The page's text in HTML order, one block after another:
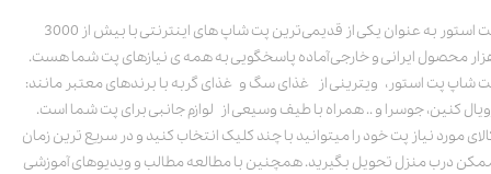
پت استور به عنوان یکی از قدیمی‌ترین پت شاپ های اینترنتی با بیش از 3000
محصول ایرانی و خارجی آماده پاسخگویی به همه ی نیازهای پت شما هست.
شاپ پت استور، ویترینی از غذای سگ و غذای گربه با برندهای معتبر مانند:
کنین، جوسرا و .. همراه با طیف وسیعی از لوازم جانبی برای پت شما است.
مورد نیاز پت خود را میتوانید با چند کلیک انتخاب کنید و در سریع ترین زمان
درب منزل تحویل بگیرید. همچنین با مطالعه مطالب و ویدیوهای آموزشی